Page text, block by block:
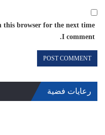
this browser for the next time
I comment.
رعايات فضية